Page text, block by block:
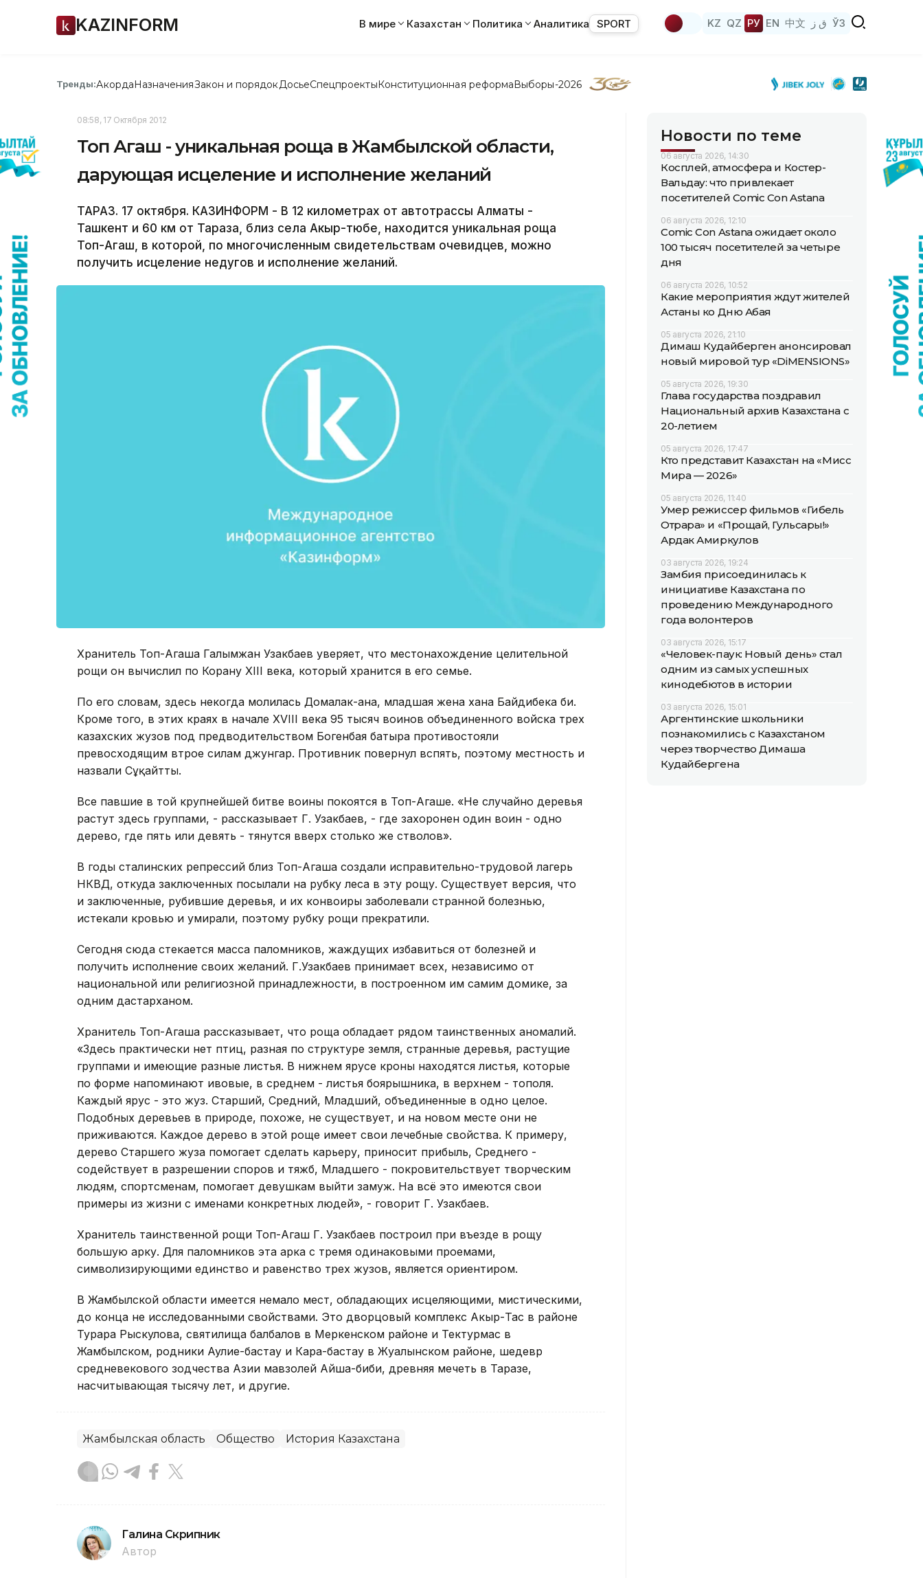
KAZINFORM В мире Казахстан Политика Аналитика SPORT KZ QZ РУ EN 中文 ق ز ЎЗ
Тренды:АкордаНазначенияЗакон и порядок ДосьеСпецпроектыКонституционная реформаВыборы-2026
08:58, 17 Октября 2012
Топ Агаш - уникальная роща в Жамбылской области,
дарующая исцеление и исполнение желаний
ТАРАЗ. 17 октября. КАЗИНФОРМ - В 12 километрах от автотрассы Алматы -
Ташкент и 60 км от Тараза, близ села Акыр-тюбе, находится уникальная роща
Топ-Агаш, в которой, по многочисленным свидетельствам очевидцев, можно
получить исцеление недугов и исполнение желаний.
Хранитель Топ-Агаша Галымжан Узакбаев уверяет, что местонахождение целительной
рощи он вычислил по Корану XIII века, который хранится в его семье.
По его словам, здесь некогда молилась Домалак-ана, младшая жена хана Байдибека би.
Кроме того, в этих краях в начале XVIII века 95 тысяч воинов объединенного войска трех
казахских жузов под предводительством Богенбая батыра противостояли
превосходящим втрое силам джунгар. Противник повернул вспять, поэтому местность и
назвали Сұңқайтты.
Все павшие в той крупнейшей битве воины покоятся в Топ-Агаше. «Не случайно деревья
растут здесь группами, - рассказывает Г. Узакбаев, - где захоронен один воин - одно
дерево, где пять или девять - тянутся вверх столько же стволов».
В годы сталинских репрессий близ Топ-Агаша создали исправительно-трудовой лагерь
НКВД, откуда заключенных посылали на рубку леса в эту рощу. Существует версия, что
и заключенные, рубившие деревья, и их конвоиры заболевали странной болезнью,
истекали кровью и умирали, поэтому рубку рощи прекратили.
Сегодня сюда стекается масса паломников, жаждущих избавиться от болезней и
получить исполнение своих желаний. Г.Узакбаев принимает всех, независимо от
национальной или религиозной принадлежности, в построенном им самим домике, за
одним дастарханом.
Хранитель Топ-Агаша рассказывает, что роща обладает рядом таинственных аномалий.
«Здесь практически нет птиц, разная по структуре земля, странные деревья, растущие
группами и имеющие разные листья. В нижнем ярусе кроны находятся листья, которые
по форме напоминают ивовые, в среднем - листья боярышника, в верхнем - тополя.
Каждый ярус - это жуз. Старший, Средний, Младший, объединенные в одно целое.
Подобных деревьев в природе, похоже, не существует, и на новом месте они не
приживаются. Каждое дерево в этой роще имеет свои лечебные свойства. К примеру,
дерево Старшего жуза помогает сделать карьеру, приносит прибыль, Среднего -
содействует в разрешении споров и тяжб, Младшего - покровительствует творческим
людям, спортсменам, помогает девушкам выйти замуж. На всё это имеются свои
примеры из жизни с именами конкретных людей», - говорит Г. Узакбаев.
Хранитель таинственной рощи Топ-Агаш Г. Узакбаев построил при въезде в рощу
большую арку. Для паломников эта арка с тремя одинаковыми проемами,
символизирующими единство и равенство трех жузов, является ориентиром.
В Жамбылской области имеется немало мест, обладающих исцеляющими, мистическими,
до конца не исследованными свойствами. Это дворцовый комплекс Акыр-Тас в районе
Турара Рыскулова, святилища балбалов в Меркенском районе и Тектурмас в
Жамбылском, родники Аулие-бастау и Кара-бастау в Жуалынском районе, шедевр
средневекового зодчества Азии мавзолей Айша-биби, древняя мечеть в Таразе,
насчитывающая тысячу лет, и другие.
Жамбылская область Общество История Казахстана
Галина Скрипник
Автор
Новости по теме
06 августа 2026, 14:30
Косплей, атмосфера и Костер-
Вальдау: что привлекает
посетителей Comic Con Astana
06 августа 2026, 12:10
Comic Con Astana ожидает около
100 тысяч посетителей за четыре
дня
06 августа 2026, 10:52
Какие мероприятия ждут жителей
Астаны ко Дню Абая
05 августа 2026, 21:10
Димаш Кудайберген анонсировал
новый мировой тур «DiMENSIONS»
05 августа 2026, 19:30
Глава государства поздравил
Национальный архив Казахстана с
20-летием
05 августа 2026, 17:47
Кто представит Казахстан на «Мисс
Мира — 2026»
05 августа 2026, 11:40
Умер режиссер фильмов «Гибель
Отрара» и «Прощай, Гульсары!»
Ардак Амиркулов
03 августа 2026, 19:24
Замбия присоединилась к
инициативе Казахстана по
проведению Международного
года волонтеров
03 августа 2026, 15:17
«Человек-паук: Новый день» стал
одним из самых успешных
кинодебютов в истории
03 августа 2026, 15:01
Аргентинские школьники
познакомились с Казахстаном
через творчество Димаша
Кудайбергена